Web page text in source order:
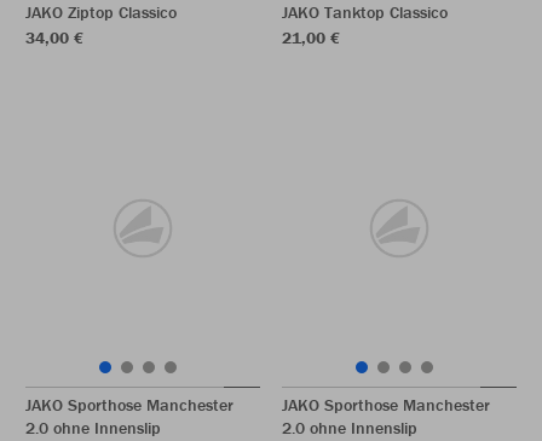
JAKO Ziptop Classico
34,00 €
JAKO Tanktop Classico
21,00 €
JAKO Sporthose Manchester
2.0 ohne Innenslip
JAKO Sporthose Manchester
2.0 ohne Innenslip